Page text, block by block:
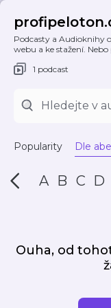
Podcasty a Audioknihy
webu a ke stažení.
1 podcast
Popularity Dle
A B C D
Ouha, od